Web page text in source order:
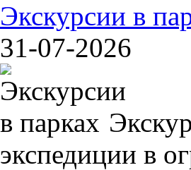
Экскурсии в
31-07-2026
экспедиции в